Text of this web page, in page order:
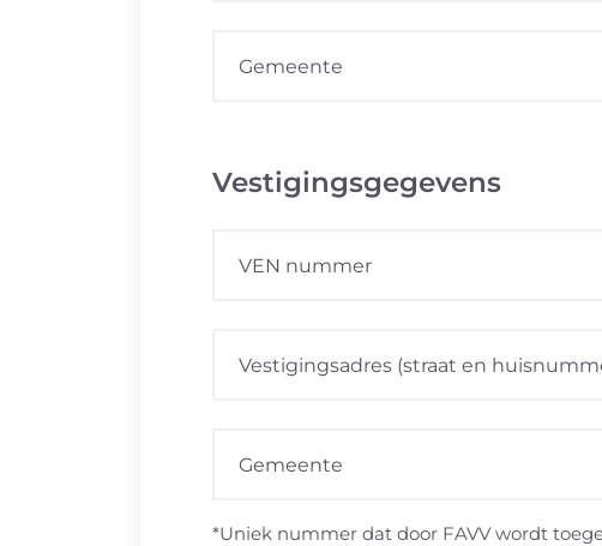
Vestigingsgegevens
*Uniek nummer dat door FAVV wordt